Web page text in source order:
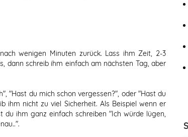
wenigen Minuten zurück. Lass ihm Zeit, 2-3
dann schreib ihm einfach am nächsten Tag, aber
"Hast du mich schon vergessen?", oder "Hast du
ihm nicht zu viel Sicherheit. Als Beispiel wenn er
du ihm ganz einfach schreiben "Ich würde lügen,